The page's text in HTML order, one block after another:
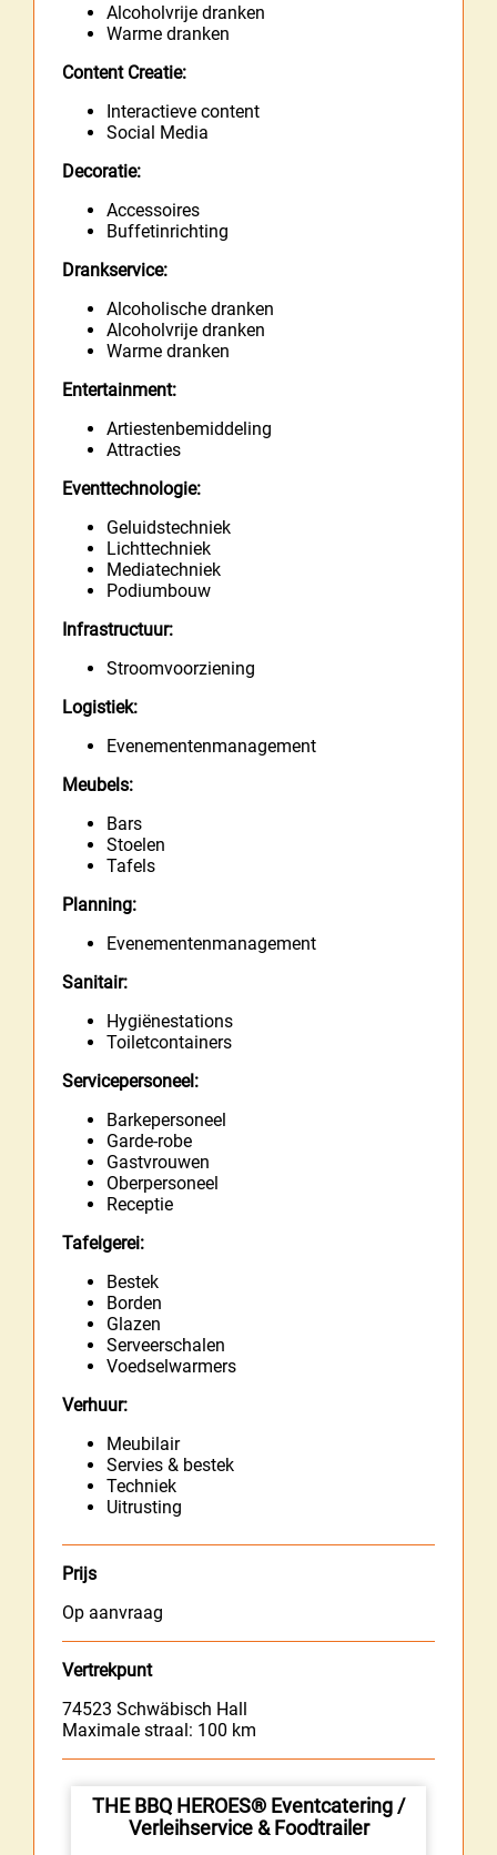
Alcoholvrije dranken
Warme dranken
Content Creatie:
Interactieve content
Social Media
Decoratie:
Accessoires
Buffetinrichting
Drankservice:
Alcoholische dranken
Alcoholvrije dranken
Warme dranken
Entertainment:
Artiestenbemiddeling
Attracties
Eventtechnologie:
Geluidstechniek
Lichttechniek
Mediatechniek
Podiumbouw
Infrastructuur:
Stroomvoorziening
Logistiek:
Evenementenmanagement
Meubels:
Bars
Stoelen
Tafels
Planning:
Evenementenmanagement
Sanitair:
Hygiënestations
Toiletcontainers
Servicepersoneel:
Barkepersoneel
Garde-robe
Gastvrouwen
Oberpersoneel
Receptie
Tafelgerei:
Bestek
Borden
Glazen
Serveerschalen
Voedselwarmers
Verhuur:
Meubilair
Servies & bestek
Techniek
Uitrusting
Prijs
Op aanvraag
Vertrekpunt
74523 Schwäbisch Hall
Maximale straal: 100 km
THE BBQ HEROES® Eventcatering /
Verleihservice & Foodtrailer